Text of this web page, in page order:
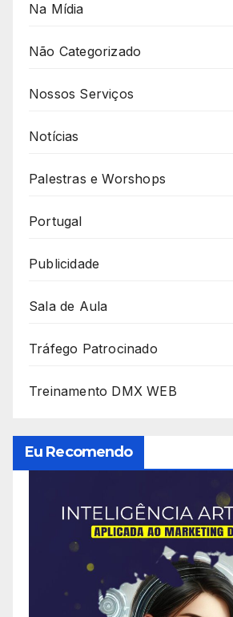
Na Mídia
Não Categorizado
Nossos Serviços
Notícias
Palestras e Worshops
Portugal
Publicidade
Sala de Aula
Tráfego Patrocinado
Treinamento DMX WEB
Eu Recomendo